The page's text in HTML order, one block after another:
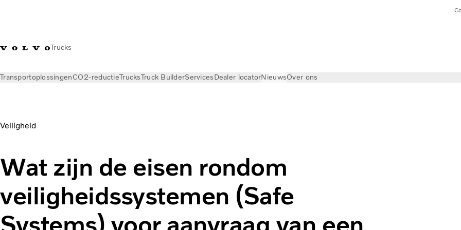
Trucks
TransportoplossingenCO2-reductieTrucksTruck BuilderServicesDealer locatorNieuwsOver ons
Veiligheid
Wat zijn de eisen rondom
veiligheidssystemen (Safe